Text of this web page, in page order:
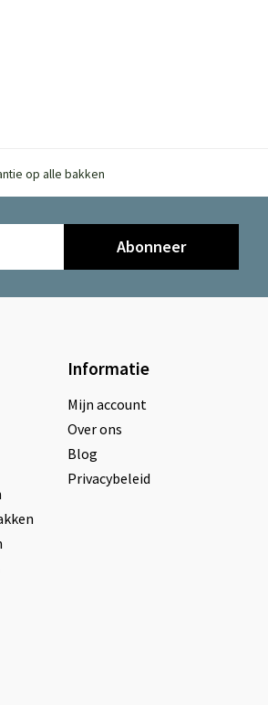
op alle bakken
Abonneer
Informatie
Mijn account
Over ons
Blog
Privacybeleid